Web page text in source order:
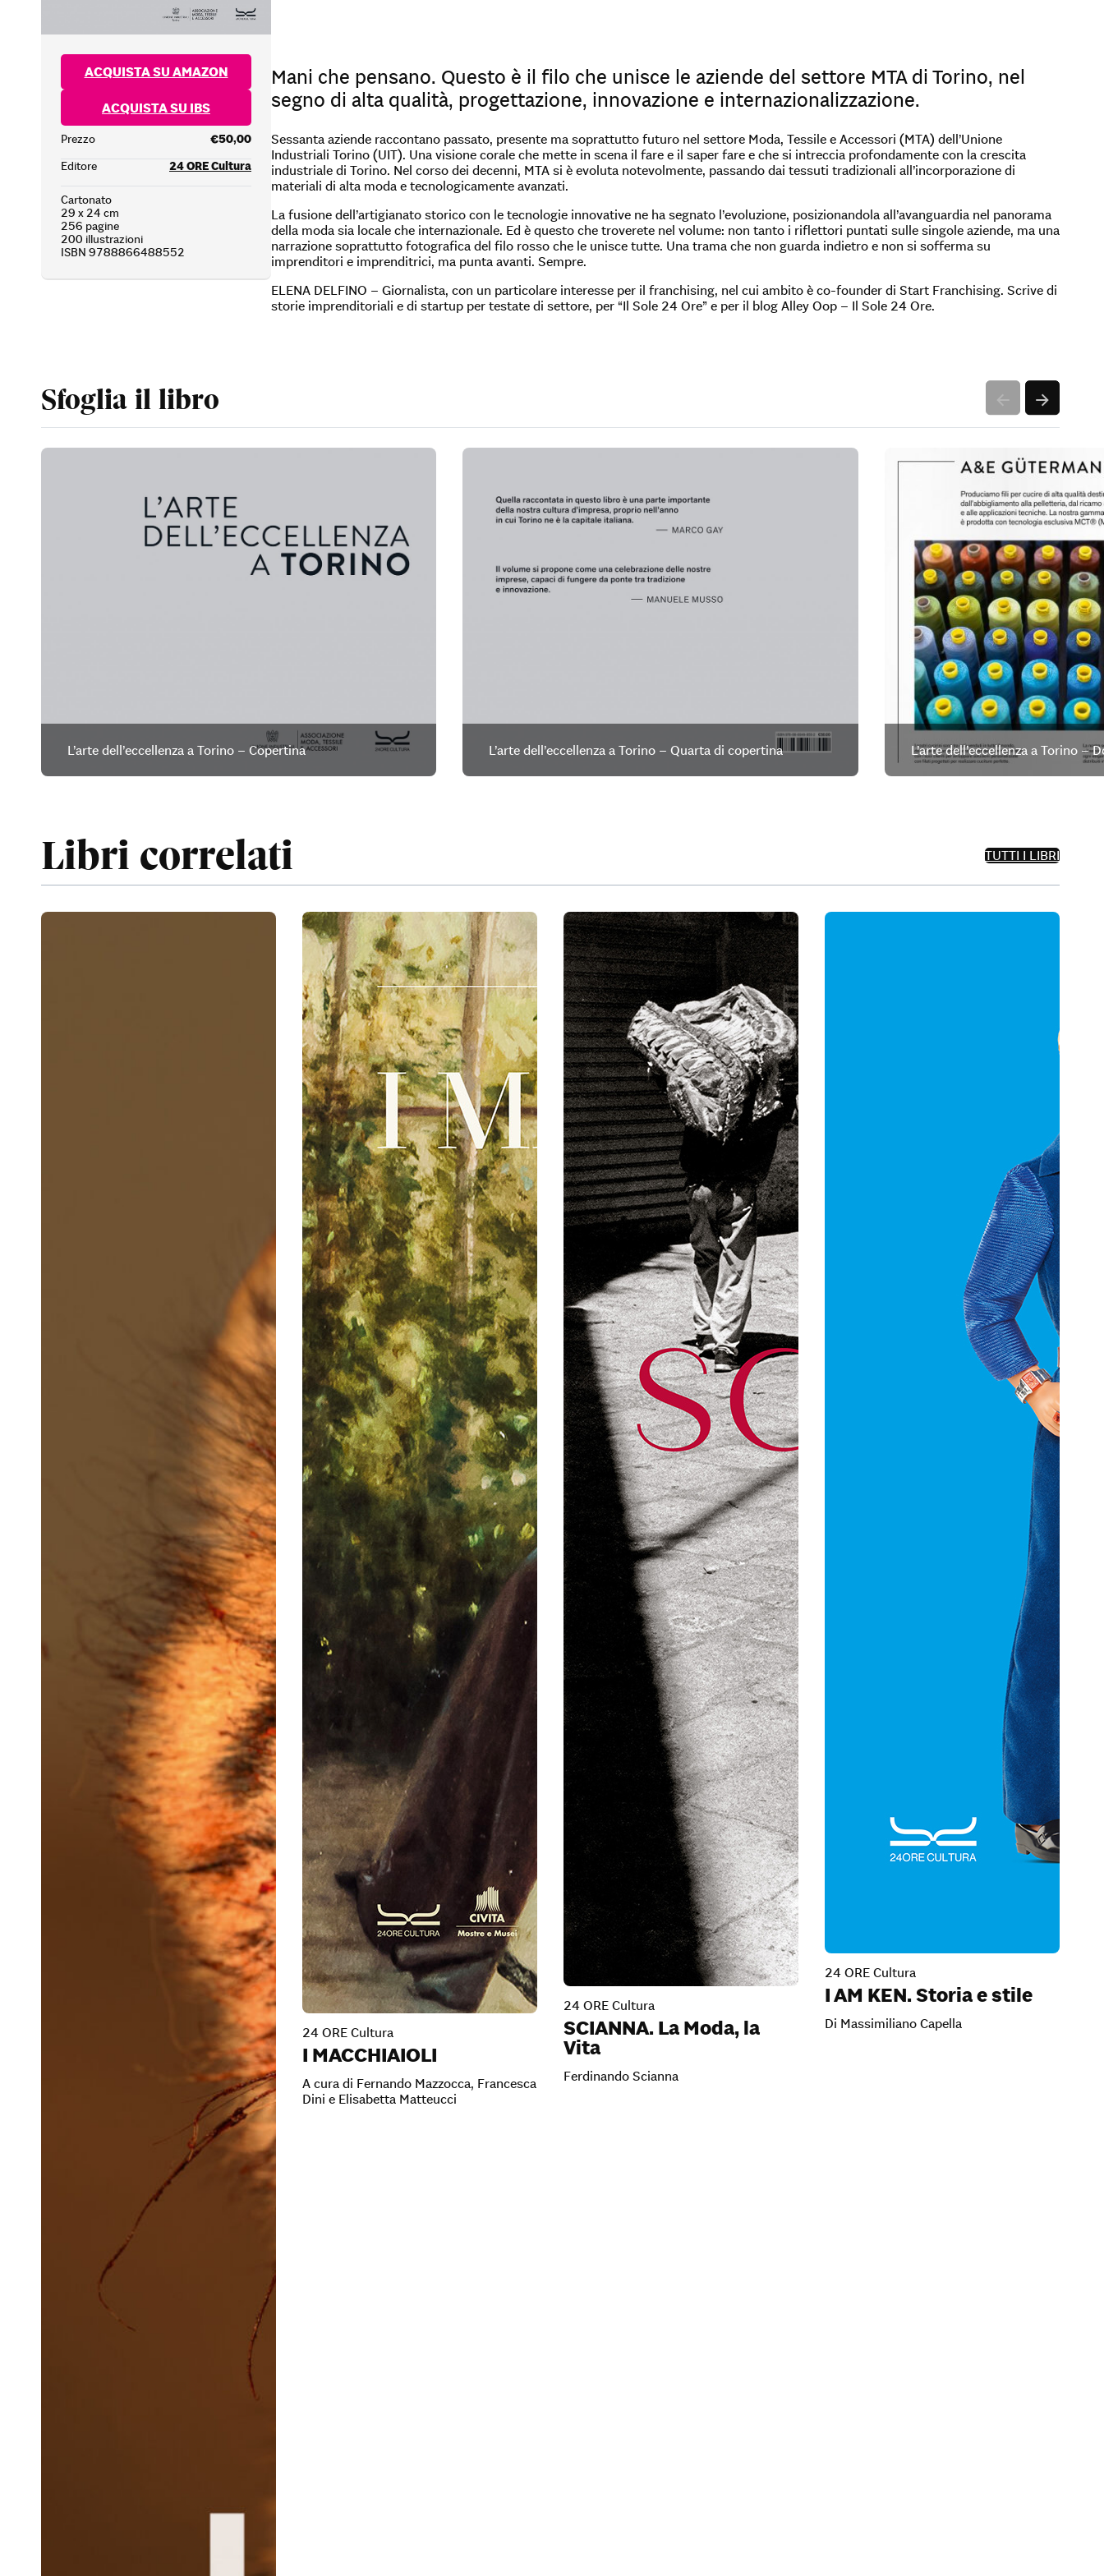
ACQUISTA SU AMAZON
ACQUISTA SU IBS
Prezzo
€50,00
Editore
24 ORE Cultura
Cartonato
29 x 24 cm
256 pagine
200 illustrazioni
ISBN 9788866488552
Mani che pensano. Questo è il filo che unisce le aziende del settore MTA di Torino, nel
segno di alta qualità, progettazione, innovazione e internazionalizzazione.
Sessanta aziende raccontano passato, presente ma soprattutto futuro nel settore Moda, Tessile e Accessori (MTA) dell’Unione
Industriali Torino (UIT). Una visione corale che mette in scena il fare e il saper fare e che si intreccia profondamente con la crescita
industriale di Torino. Nel corso dei decenni, MTA si è evoluta notevolmente, passando dai tessuti tradizionali all’incorporazione di
materiali di alta moda e tecnologicamente avanzati.
La fusione dell’artigianato storico con le tecnologie innovative ne ha segnato l’evoluzione, posizionandola all’avanguardia nel panorama
della moda sia locale che internazionale. Ed è questo che troverete nel volume: non tanto i riflettori puntati sulle singole aziende, ma una
narrazione soprattutto fotografica del filo rosso che le unisce tutte. Una trama che non guarda indietro e non si sofferma su
imprenditori e imprenditrici, ma punta avanti. Sempre.
ELENA DELFINO – Giornalista, con un particolare interesse per il franchising, nel cui ambito è co-founder di Start Franchising. Scrive di
storie imprenditoriali e di startup per testate di settore, per “Il Sole 24 Ore” e per il blog Alley Oop – Il Sole 24 Ore.
Sfoglia il libro
L’arte dell’eccellenza a Torino – Copertina L’arte dell’eccellenza a Torino – Quarta di copertina L’arte dell’eccellenza a Torino –
Libri correlati TUTTI I LIBRI
24 ORE Cultura
I MACCHIAIOLI
A cura di Fernando Mazzocca, Francesca
Dini e Elisabetta Matteucci
24 ORE Cultura
SCIANNA. La Moda, la
Vita
Ferdinando Scianna
24 ORE Cultura
I AM KEN. Storia e stile
Di Massimiliano Capella